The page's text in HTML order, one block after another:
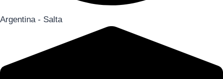
Argentina - Salta